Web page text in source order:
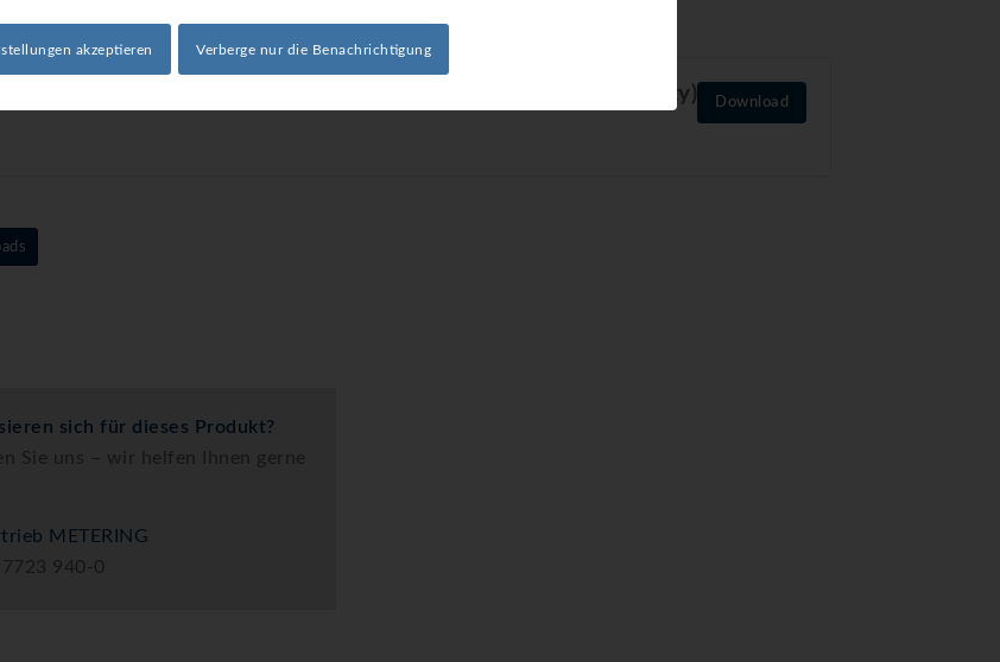
akzeptieren Verberge nur die Benachrichtigung
– CE EG-Konformitäts­erklärung (EC declaration of conformity) Download
sich für dieses Produkt?
Sie uns – wir helfen Ihnen gerne
METERING
940-0